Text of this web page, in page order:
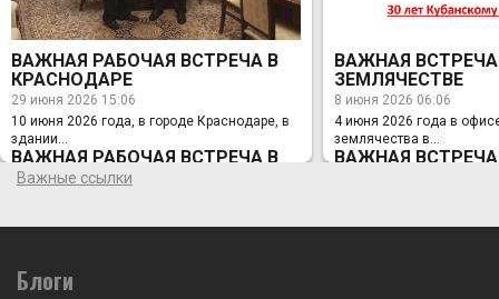
ВАЖНАЯ РАБОЧАЯ ВСТРЕЧА В
КРАСНОДАРЕ
29 июня 2026 15:06
10 июня 2026 года, в городе Краснодаре, в
здании...
ВАЖНАЯ РАБОЧАЯ ВСТРЕЧА В
КРАСНОДАРЕ
Заместителя Губернатора Краснодарского
края по вопросам казачества, спорта и
ВАЖНАЯ
ЗЕМЛЯЧЕСТВЕ
8 июня 2026 06:06
4 июня 2026 года в
землячества в...
ВАЖНАЯ
Важные ссылки
Блоги